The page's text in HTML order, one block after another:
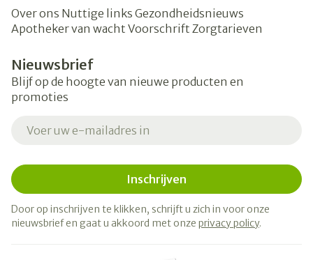
Over ons Nuttige links Gezondheidsnieuws
Apotheker van wacht Voorschrift Zorgtarieven
Nieuwsbrief
Blijf op de hoogte van nieuwe producten en
promoties
Inschrijven
Door op inschrijven te klikken, schrijft u zich in voor onze
nieuwsbrief en gaat u akkoord met onze privacy policy.